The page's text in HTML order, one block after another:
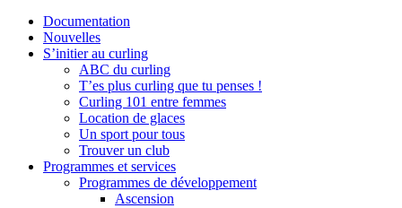
Documentation
Nouvelles
S’initier au curling
ABC du curling
T’es plus curling que tu penses !
Curling 101 entre femmes
Location de glaces
Un sport pour tous
Trouver un club
Programmes et services
Programmes de développement
Ascension